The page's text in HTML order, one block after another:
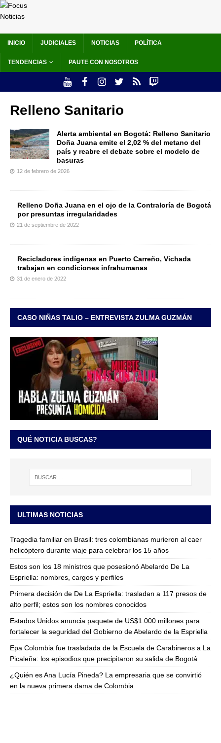
INICIO JUDICIALES NOTICIAS POLÍTICA
TENDENCIAS PAUTE CON NOSOTROS
Relleno Sanitario
Alerta ambiental en Bogotá: Relleno Sanitario
Doña Juana emite el 2,02 % del metano del
país y reabre el debate sobre el modelo de
basuras
12 de febrero de 2026
Relleno Doña Juana en el ojo de la Contraloría de Bogotá
por presuntas irregularidades
21 de septiembre de 2022
Recicladores indígenas en Puerto Carreño, Vichada
trabajan en condiciones infrahumanas
31 de enero de 2022
CASO NIÑAS TALIO – ENTREVISTA ZULMA GUZMÁN
QUÉ NOTICIA BUSCAS?
ULTIMAS NOTICIAS
Tragedia familiar en Brasil: tres colombianas murieron al caer
helicóptero durante viaje para celebrar los 15 años
Estos son los 18 ministros que posesionó Abelardo De La
Espriella: nombres, cargos y perfiles
Primera decisión de De La Espriella: trasladan a 117 presos de
alto perfil; estos son los nombres conocidos
Estados Unidos anuncia paquete de US$1.000 millones para
fortalecer la seguridad del Gobierno de Abelardo de la Espriella
Epa Colombia fue trasladada de la Escuela de Carabineros a La
Picaleña: los episodios que precipitaron su salida de Bogotá
¿Quién es Ana Lucía Pineda? La empresaria que se convirtió
en la nueva primera dama de Colombia